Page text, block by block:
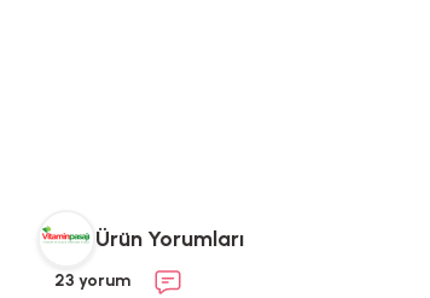
Ürün Yorumları
23 yorum